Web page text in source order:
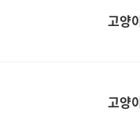
고양이
고양이